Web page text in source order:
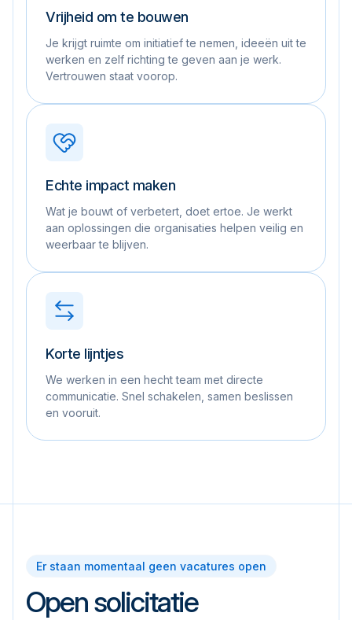
Vrijheid om te bouwen
Je krijgt ruimte om initiatief te nemen, ideeën uit te
werken en zelf richting te geven aan je werk.
Vertrouwen staat voorop.
Echte impact maken
Wat je bouwt of verbetert, doet ertoe. Je werkt
aan oplossingen die organisaties helpen veilig en
weerbaar te blijven.
Korte lijntjes
We werken in een hecht team met directe
communicatie. Snel schakelen, samen beslissen
en vooruit.
Er staan momentaal geen vacatures open
Open solicitatie